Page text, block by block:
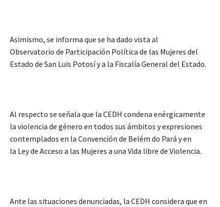
Asimismo, se informa que se ha dado vista al
Observatorio de Participación Política de las Mujeres del
Estado de San Luis Potosí y a la Fiscalía General del Estado.
Al respecto se señala que la CEDH condena enérgicamente
la violencia de género en todos sus ámbitos y expresiones
contemplados en la Convención de Belém do Pará y en
la Ley de Acceso a las Mujeres a una Vida libre de Violencia.
Ante las situaciones denunciadas, la CEDH considera que en